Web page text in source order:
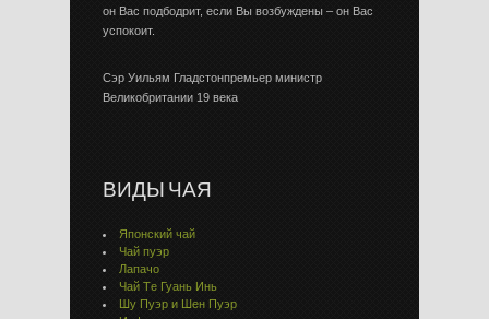
он Вас подбодрит, если Вы возбуждены – он Вас
успокоит.
Сэр Уильям Гладстонпремьер министр
Великобритании 19 века
ВИДЫ ЧАЯ
Японский чай
Чай пуэр
Лапачо
Чай Тe Гуaнь Инь
Шу Пуэр и Шен Пуэр